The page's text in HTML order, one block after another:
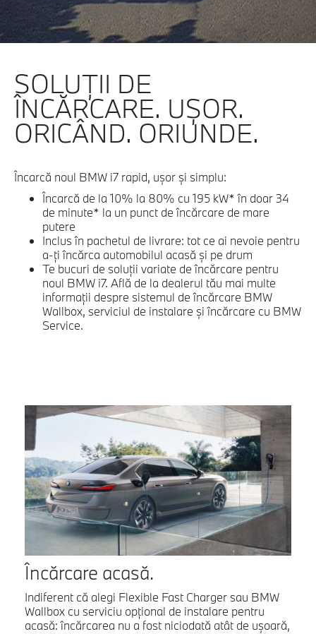
SOLUŢII DE
ÎNCĂRCARE. UŞOR.
ORICÂND. ORIUNDE.
Încarcă noul BMW i7 rapid, uşor şi simplu:
Încarcă de la 10% la 80% cu 195 kW* în doar 34
de minute* la un punct de încărcare de mare
putere
Inclus în pachetul de livrare: tot ce ai nevoie pentru
a-ţi încărca automobilul acasă şi pe drum
Te bucuri de soluţii variate de încărcare pentru
noul BMW i7. Află de la dealerul tău mai multe
informaţii despre sistemul de încărcare BMW
Wallbox, serviciul de instalare şi încărcare cu BMW
Service.
Încărcare acasă.
Indiferent că alegi Flexible Fast Charger sau BMW
Wallbox cu serviciu opţional de instalare pentru
acasă: încărcarea nu a fost niciodată atât de uşoară,